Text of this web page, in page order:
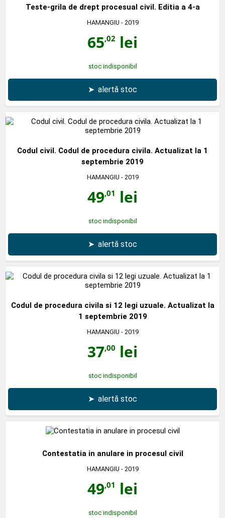
Teste-grila de drept procesual civil. Editia a 4-a
HAMANGIU - 2019
65,02 lei
stoc indisponibil
➤ alertă stoc
Codul civil. Codul de procedura civila. Actualizat la 1
septembrie 2019
HAMANGIU - 2019
49,01 lei
stoc indisponibil
➤ alertă stoc
Codul de procedura civila si 12 legi uzuale. Actualizat la
1 septembrie 2019
HAMANGIU - 2019
37,00 lei
stoc indisponibil
➤ alertă stoc
Contestatia in anulare in procesul civil
HAMANGIU - 2019
49,01 lei
stoc indisponibil